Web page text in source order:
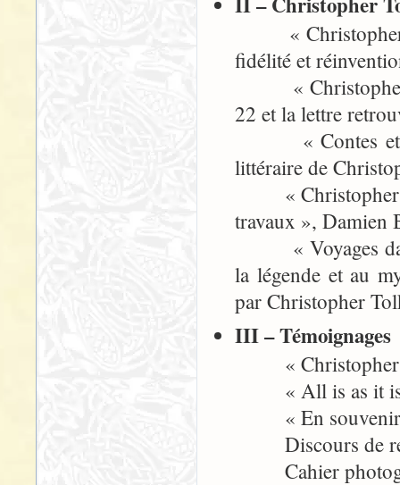
« Christopher
fidélité et
« Christopher
22 et la lettre
« Contes et
littéraire de
« Christopher
travaux », Damien
« Voyages dans
la légende et au
par Christopher
III – Témoignages
« Christopher
« All is as it
« En souvenir
Discours de
Cahier